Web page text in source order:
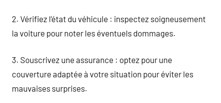
2. Vérifiez l’état du véhicule : inspectez soigneusement
la voiture pour noter les éventuels dommages.
3. Souscrivez une assurance : optez pour une
couverture adaptée à votre situation pour éviter les
mauvaises surprises.